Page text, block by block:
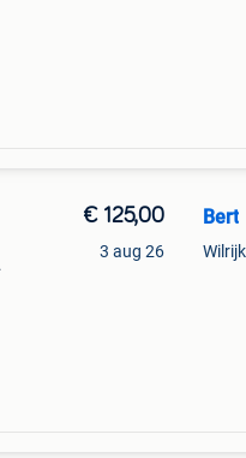
€ 125,00
3 aug 26
Bert
Wilrijk